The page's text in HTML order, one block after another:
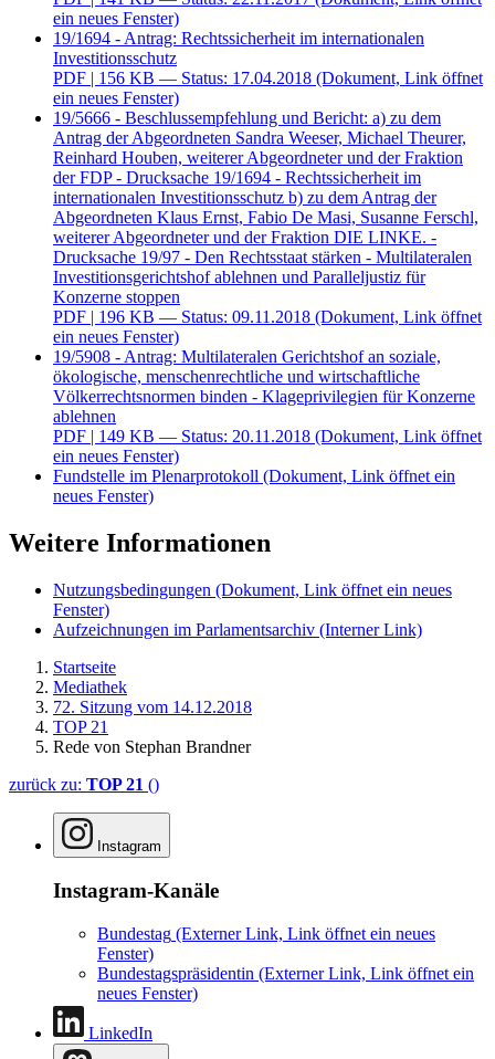
ein neues Fenster)
19/1694 - Antrag: Rechtssicherheit im internationalen
Investitionsschutz
PDF | 156 KB — Status: 17.04.2018 (Dokument, Link öffnet
ein neues Fenster)
19/5666 - Beschlussempfehlung und Bericht: a) zu dem
Antrag der Abgeordneten Sandra Weeser, Michael Theurer,
Reinhard Houben, weiterer Abgeordneter und der Fraktion
der FDP - Drucksache 19/1694 - Rechtssicherheit im
internationalen Investitionsschutz b) zu dem Antrag der
Abgeordneten Klaus Ernst, Fabio De Masi, Susanne Ferschl,
weiterer Abgeordneter und der Fraktion DIE LINKE. -
Drucksache 19/97 - Den Rechtsstaat stärken - Multilateralen
Investitionsgerichtshof ablehnen und Paralleljustiz für
Konzerne stoppen
PDF | 196 KB — Status: 09.11.2018 (Dokument, Link öffnet
ein neues Fenster)
19/5908 - Antrag: Multilateralen Gerichtshof an soziale,
ökologische, menschenrechtliche und wirtschaftliche
Völkerrechtsnormen binden - Klageprivilegien für Konzerne
ablehnen
PDF | 149 KB — Status: 20.11.2018 (Dokument, Link öffnet
ein neues Fenster)
Fundstelle im Plenarprotokoll (Dokument, Link öffnet ein
neues Fenster)
Weitere Informationen
Nutzungsbedingungen (Dokument, Link öffnet ein neues
Fenster)
Aufzeichnungen im Parlamentsarchiv (Interner Link)
Startseite
Mediathek
72. Sitzung vom 14.12.2018
TOP 21
Rede von Stephan Brandner
zurück zu: TOP 21 ()
Instagram
Instagram-Kanäle
Bundestag (Externer Link, Link öffnet ein neues
Fenster)
Bundestagspräsidentin (Externer Link, Link öffnet ein
neues Fenster)
LinkedIn